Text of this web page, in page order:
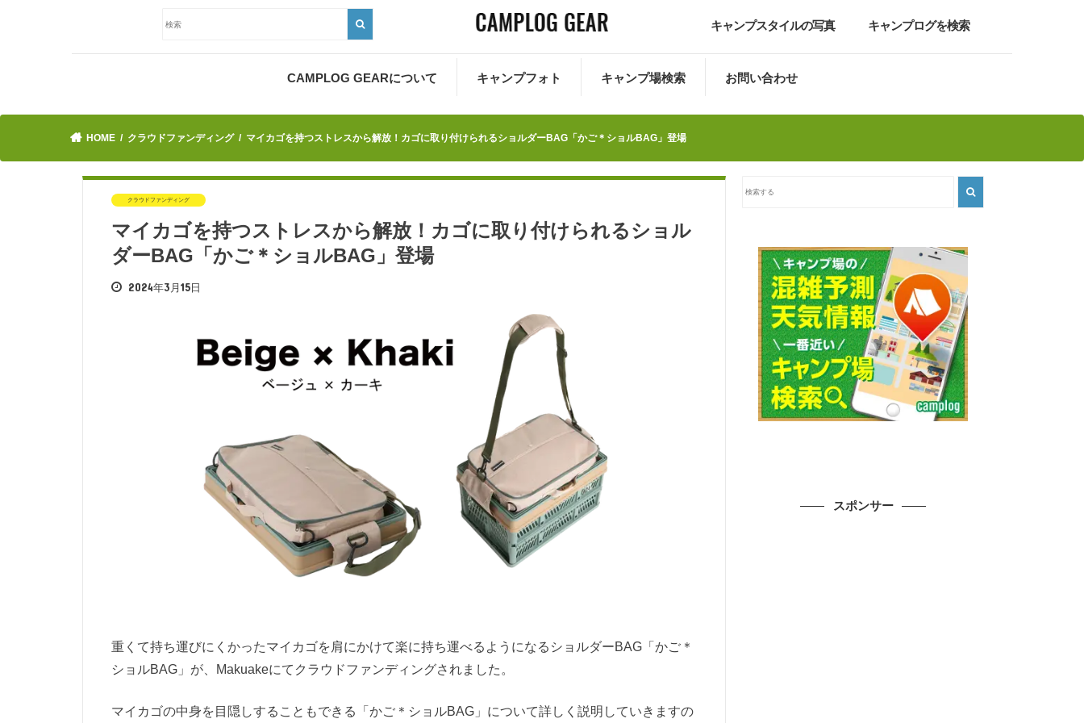
キャンプスタイルの写真 キャンプログを検索
CAMPLOG GEARについて キャンプフォト キャンプ場検索 お問い合わせ
HOME クラウドファンディング マイカゴを持つストレスから解放！カゴに取り付けられるショルダーBAG「かご＊ショルBAG」登場
クラウドファンディング
マイカゴを持つストレスから解放！カゴに取り付けられるショル
ダーBAG「かご＊ショルBAG」登場
2024年3月15日
重くて持ち運びにくかったマイカゴを肩にかけて楽に持ち運べるようになるショルダーBAG「かご＊
ショルBAG」が、Makuakeにてクラウドファンディングされました。
マイカゴの中身を目隠しすることもできる「かご＊ショルBAG」について詳しく説明していきますの
スポンサー